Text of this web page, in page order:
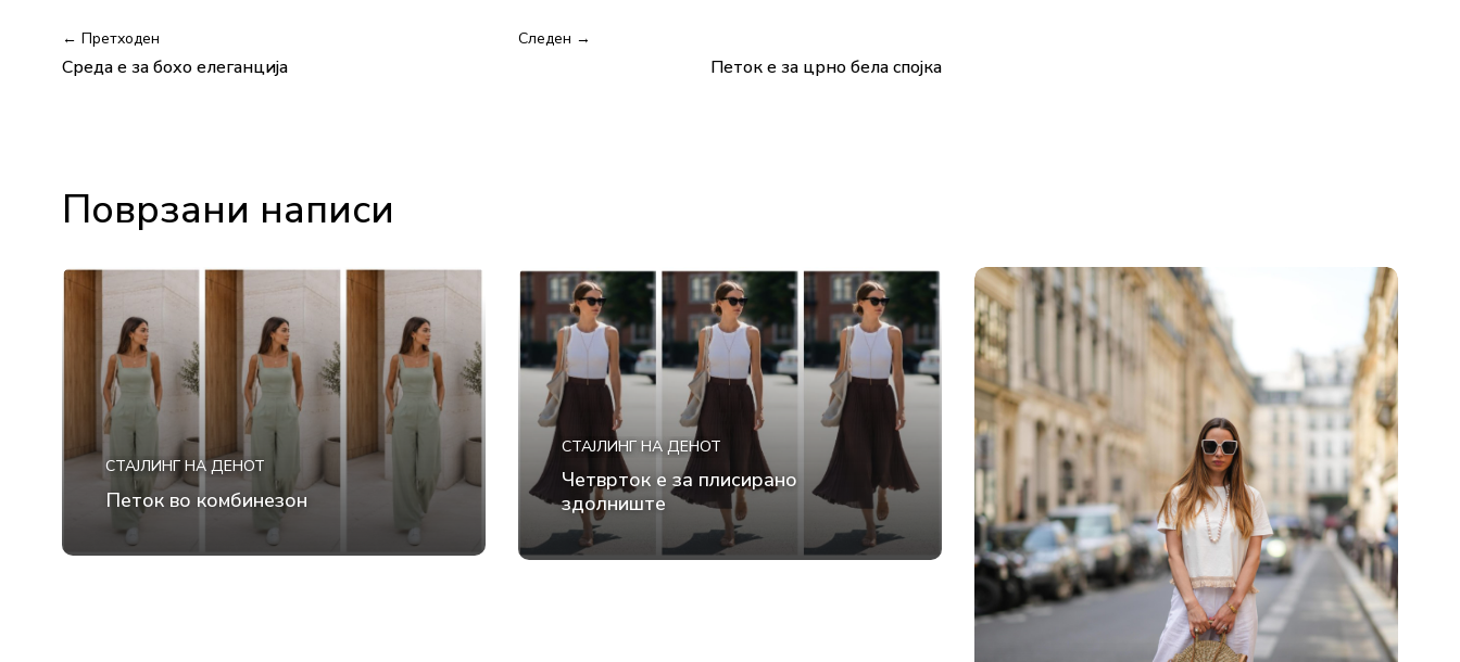
← Претходен
Среда е за бохо елеганција
Следен →
Петок е за црно бела спојка
Поврзани написи
СТАЈЛИНГ НА ДЕНОТ
Петок во комбинезон
СТАЈЛИНГ НА ДЕНОТ
Четврток е за плисирано
здолниште